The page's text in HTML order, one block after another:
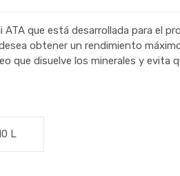
que está desarrollada para el
obtener un rendimiento
que disuelve los minerales y evita
L